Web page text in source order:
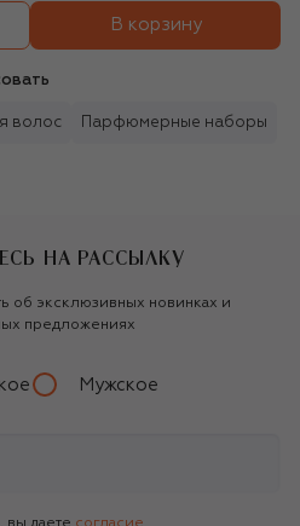
В корзину
волос Парфюмерные наборы
НА РАССЫЛКУ
об эксклюзивных новинках и
предложениях
Мужское